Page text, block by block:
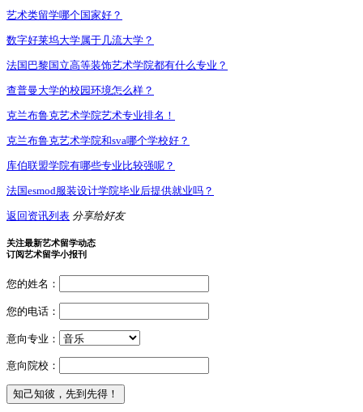
艺术类留学哪个国家好？
数字好莱坞大学属于几流大学？
法国巴黎国立高等装饰艺术学院都有什么专业？
查普曼大学的校园环境怎么样？
克兰布鲁克艺术学院艺术专业排名！
克兰布鲁克艺术学院和sva哪个学校好？
库伯联盟学院有哪些专业比较强呢？
法国esmod服装设计学院毕业后提供就业吗？
返回资讯列表 分享给好友
关注最新艺术留学动态
订阅艺术留学小报刊
您的姓名：
您的电话：
意向专业：
意向院校：